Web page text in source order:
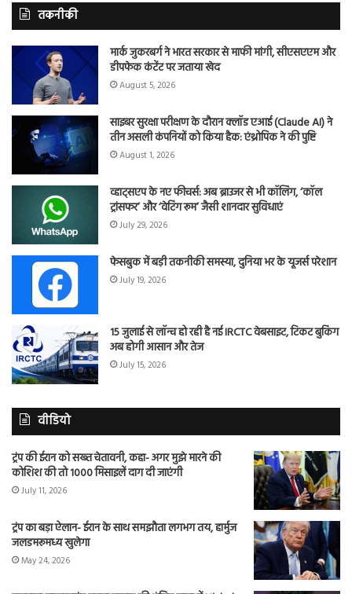
तकनीकी
मार्क जुकरबर्ग ने भारत सरकार से माफी मांगी, सीएसएएम और
डीपफेक कंटेंट पर जताया खेद
August 5, 2026
साइबर सुरक्षा परीक्षण के दौरान क्लॉड एआई (Claude AI) ने
तीन असली कंपनियों को किया हैक: एंथ्रोपिक ने की पुष्टि
August 1, 2026
व्हाट्सएप के नए फीचर्स: अब ब्राउजर से भी कॉलिंग, ‘कॉल
ट्रांसफर’ और ‘वेटिंग रूम’ जैसी शानदार सुविधाएं
July 29, 2026
फेसबुक में बड़ी तकनीकी समस्या, दुनिया भर के यूजर्स परेशान
July 19, 2026
15 जुलाई से लॉन्च हो रही है नई IRCTC वेबसाइट, टिकट बुकिंग
अब होगी आसान और तेज
July 15, 2026
वीडियो
ट्रंप की ईरान को सख्त चेतावनी, कहा- अगर मुझे मारने की
कोशिश की तो 1000 मिसाइलें दाग दी जाएंगी
July 11, 2026
ट्रंप का बड़ा ऐलान- ईरान के साथ समझौता लगभग तय, हार्मुज
जलडमरूमध्य खुलेगा
May 24, 2026